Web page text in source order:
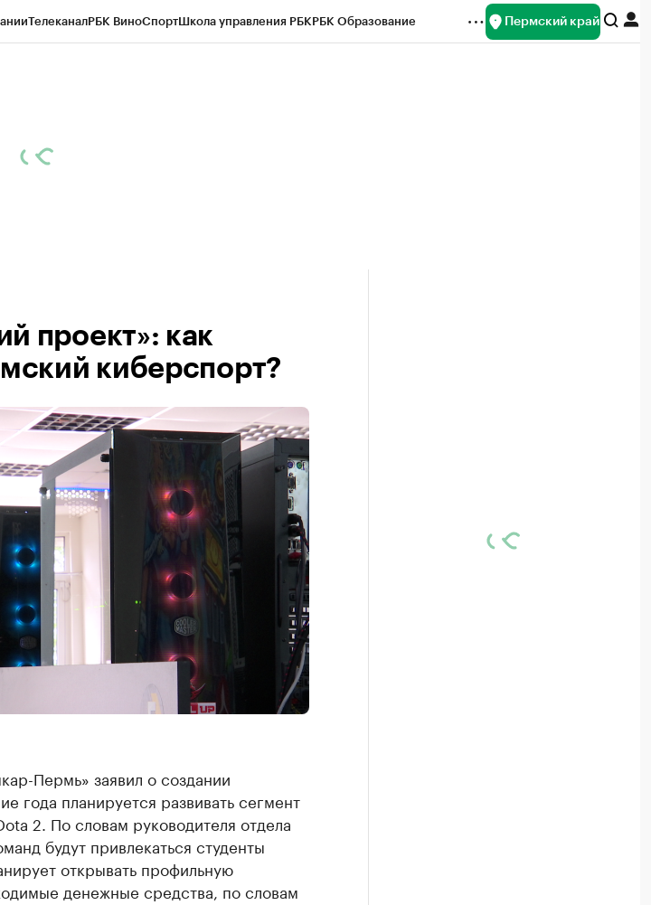
ТелеканалРБК ВиноСпортШкола управления РБКРБК Образование Пермский край
проект»: как
киберспорт?
Пермь» заявил о создании
года планируется развивать сегмент
2. По словам руководителя отдела
будут привлекаться студенты
открывать профильную
денежные средства, по словам